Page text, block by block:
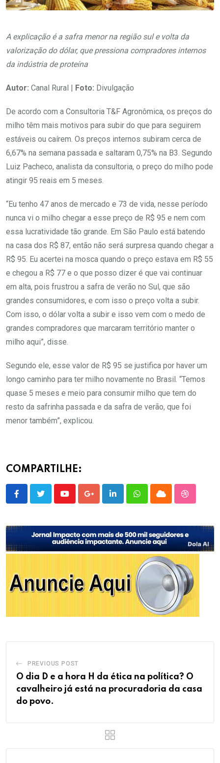
A explicação é a safra menor na região sul e volta da
valorização do dólar, que pressiona compradores internos
da indústria de proteína
Autor: Canal Rural | Foto: Divulgação
De acordo com a Consultoria T&F Agronômica, os preços do
milho têm mais motivos para subir do que para seguirem
estáveis ou caírem. Os preços internos subiram cerca de
6,67% na semana passada e saltaram 0,75% na B3. Segundo
Luiz Pacheco, analista da consultoria, o preço do milho pode
atingir 95 reais em 5 meses.
“Eu tenho 47 anos de mercado e 73 de vida, nesse período
nunca vi o milho chegar a esse preço de R$ 95 e nem com
essa lucratividade tão grande. Em São Paulo está batendo
na casa dos R$ 87, então não será surpresa quando chegar a
R$ 95. Eu acertei na mosca quando o preço estava em R$ 55
e chegou a R$ 77 e o que posso dizer é que vai continuar
em alta, pois frustrou a safra de verão no Sul, que são
grandes consumidores, e com isso o preço volta a subir.
Com isso, o dólar volta a subir e isso vem com o medo de
grandes compradores que marcaram território manter o
milho aqui”, disse.
Segundo ele, esse valor de R$ 95 se justifica por haver um
longo caminho para ter milho novamente no Brasil. “Temos
quase 5 meses e meio para consumir milho que tem do
resto da safrinha passada e da safra de verão, que foi
menor também”, explicou.
COMPARTILHE:
YoutubeGoogle+LinkedInWhatsappCloud
PREVIOUS POST
O dia D e a hora H da ética na política? O
cavalheiro já está na procuradoria da casa
do povo.